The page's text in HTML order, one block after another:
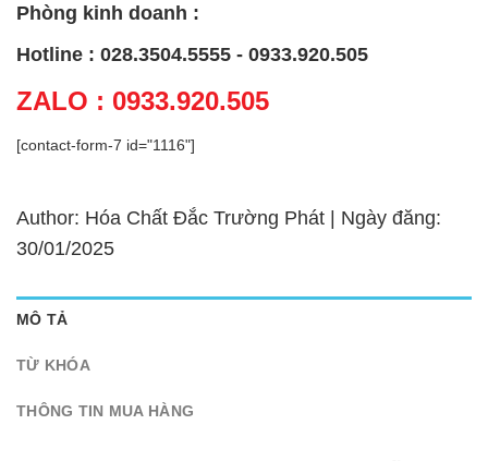
Phòng kinh doanh :
Hotline : 028.3504.5555 - 0933.920.505
ZALO : 0933.920.505
[contact-form-7 id="1116"]
Author: Hóa Chất Đắc Trường Phát | Ngày đăng:
30/01/2025
MÔ TẢ
TỪ KHÓA
THÔNG TIN MUA HÀNG